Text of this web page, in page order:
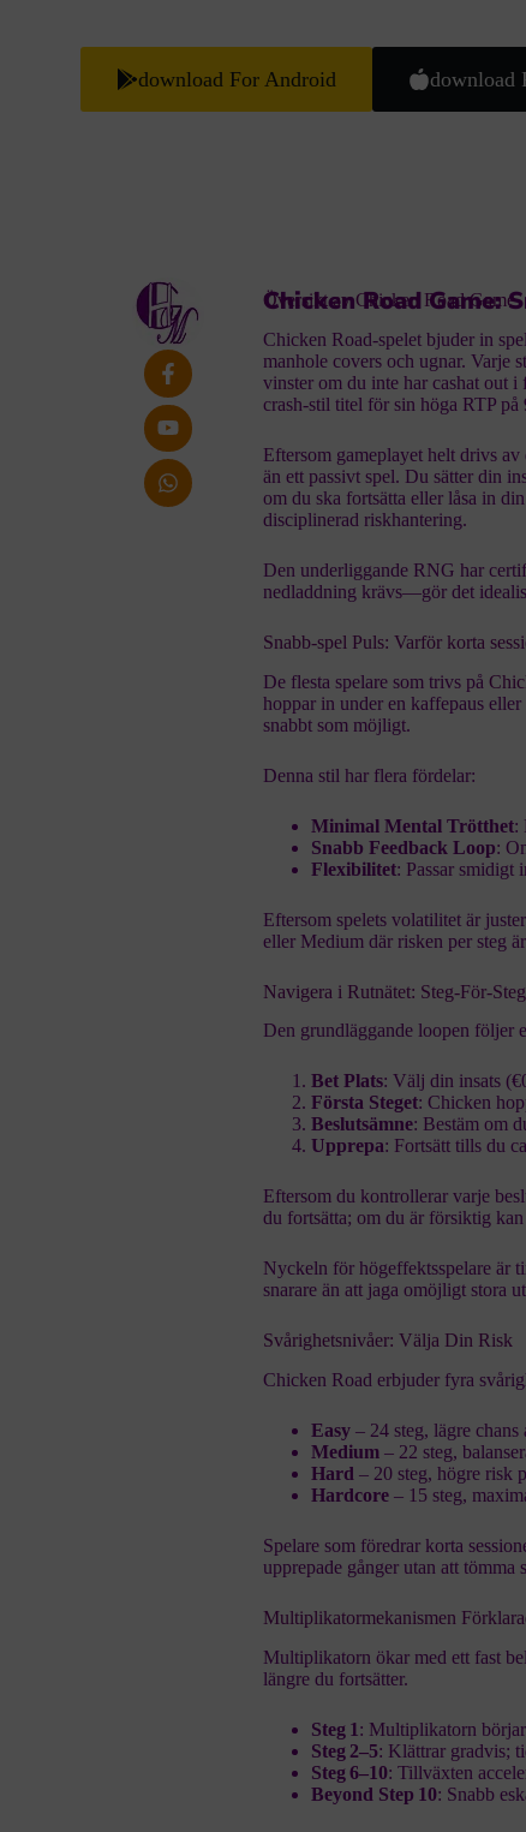
download For Android download
Chicken Road Game:
Översikt av Chicken Road Game
Chicken Road-spelet bjuder in
manhole covers och ugnar. Varje
vinster om du inte har cashat out
crash‑stil titel för sin höga RTP
Eftersom gameplayet helt drivs av
än ett passivt spel. Du sätter din
om du ska fortsätta eller låsa in
disciplinerad riskhantering.
Den underliggande RNG har
nedladdning krävs—gör det
Snabb‑spel Puls: Varför korta
De flesta spelare som trivs på
hoppar in under en kaffepaus
snabbt som möjligt.
Denna stil har flera fördelar:
Minimal Mental Trötthet:
Snabb Feedback Loop:
Flexibilitet: Passar smidigt
Eftersom spelets volatilitet är
eller Medium där risken per steg
Navigera i Rutnätet:
Den grundläggande loopen följer
Bet Plats: Välj din insats
Första Steget: Chicken
Beslutsämne: Bestäm om
Upprepa: Fortsätt tills du
Eftersom du kontrollerar varje
du fortsätta; om du är försiktig
Nyckeln för högeffektsspelare är
snarare än att jaga omöjligt stora
Svårighetsnivåer: Välja Din Risk
Chicken Road erbjuder fyra
Easy – 24 steg, lägre
Medium – 22 steg,
Hard – 20 steg, högre risk
Hardcore – 15 steg,
Spelare som föredrar korta
upprepade gånger utan att tömma
Multiplikatormekanismen
Multiplikatorn ökar med ett fast
längre du fortsätter.
Steg 1: Multiplikatorn
Steg 2–5: Klättrar gradvis;
Steg 6–10: Tillväxten
Beyond Step 10: Snabb